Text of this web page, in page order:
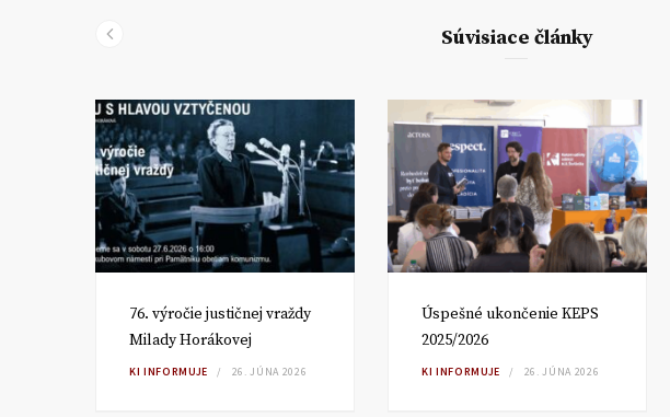
Súvisiace články
76. výročie justičnej vraždy
Milady Horákovej
KI INFORMUJE 26. JÚNA 2026
Úspešné ukončenie KEPS
2025/2026
KI INFORMUJE 26. JÚNA 2026